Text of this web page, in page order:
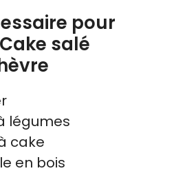
pour
salé
légumes
cake
en bois